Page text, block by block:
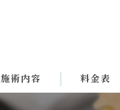
施術内容 料金表